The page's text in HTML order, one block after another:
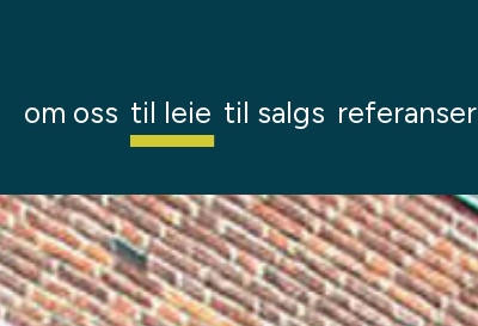
om oss til leie til salgs referanser